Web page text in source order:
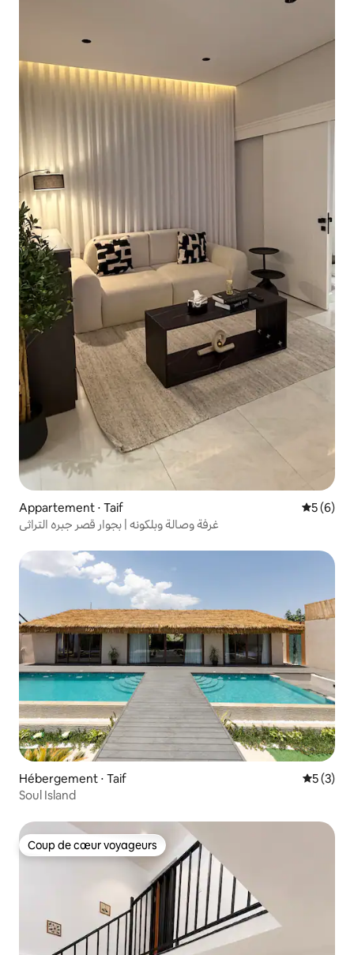
Appartement ⋅ Taif
5 (6)
غرفة وصالة وبلكونه | بجوار قصر جبره التراثي
Hébergement ⋅ Taif
5 (3)
Soul Island
Coup de cœur voyageurs
Coup de cœur voyageurs